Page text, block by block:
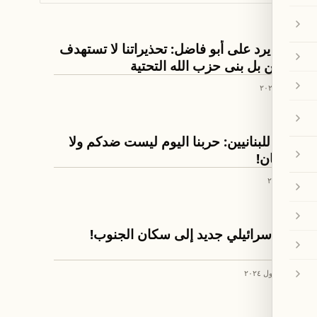
أدرعي يرد على أبو فاضل: تحذيراتنا لا تستهدف
المدنيين بل بنى حزب الله التحتية
أدرعي للبنانيين: حربنا اليوم ليست ضدكم ولا
ضد لبنان!
تحذير إسرائيلي جديد إلى سكان الجنوب!